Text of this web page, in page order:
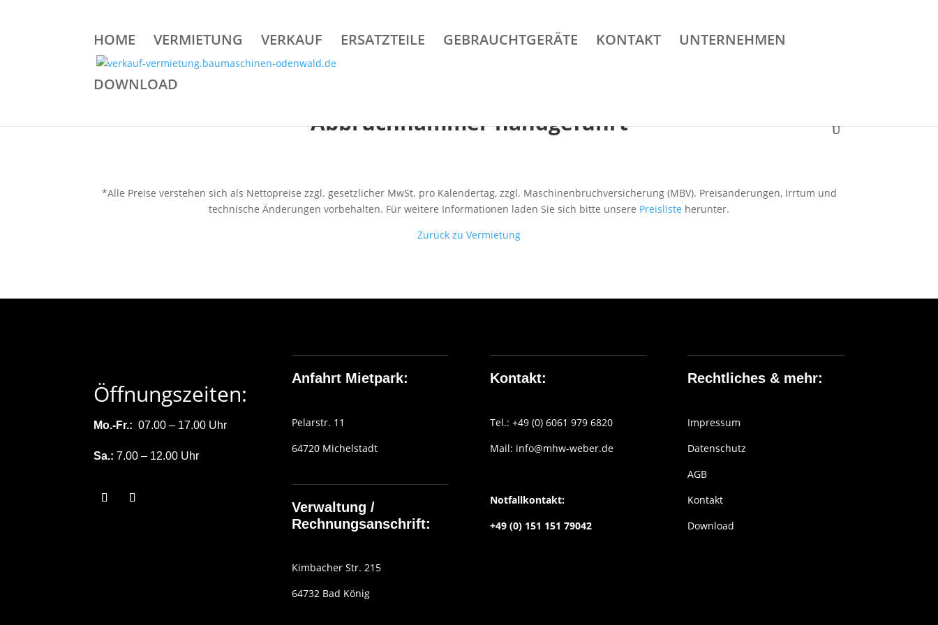
HOME VERMIETUNG VERKAUF ERSATZTEILE GEBRAUCHTGERÄTE KONTAKT UNTERNEHMEN
DOWNLOAD
Abbruchhammer handgeführt
*Alle Preise verstehen sich als Nettopreise zzgl. gesetzlicher MwSt. pro Kalendertag, zzgl. Maschinenbruchversicherung (MBV). Preisänderungen, Irrtum und
technische Änderungen vorbehalten. Für weitere Informationen laden Sie sich bitte unsere Preisliste herunter.
Zurück zu Vermietung
Öffnungszeiten:
Mo.-Fr.: 07.00 – 17.00 Uhr
Sa.: 7.00 – 12.00 Uhr
Anfahrt Mietpark:
Pelarstr. 11
64720 Michelstadt
Verwaltung /
Rechnungsanschrift:
Kimbacher Str. 215
64732 Bad König
Kontakt:
Tel.: +49 (0) 6061 979 6820
Mail: info@mhw-weber.de
Notfallkontakt:
+49 (0) 151 151 79042
Rechtliches & mehr:
Impressum
Datenschutz
AGB
Kontakt
Download